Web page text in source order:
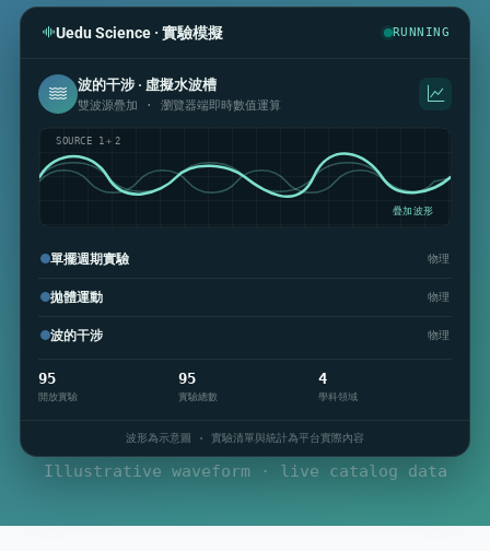
Uedu Science · 實驗模擬 RUNNING
波的干涉 · 虛擬水波槽
雙波源疊加 · 瀏覽器端即時數值運算
SOURCE 1＋2
疊加波形
單擺週期實驗 物理
拋體運動 物理
波的干涉 物理
95
開放實驗
95
實驗總數
4
學科領域
波形為示意圖 · 實驗清單與統計為平台實際內容
Illustrative waveform · live catalog data